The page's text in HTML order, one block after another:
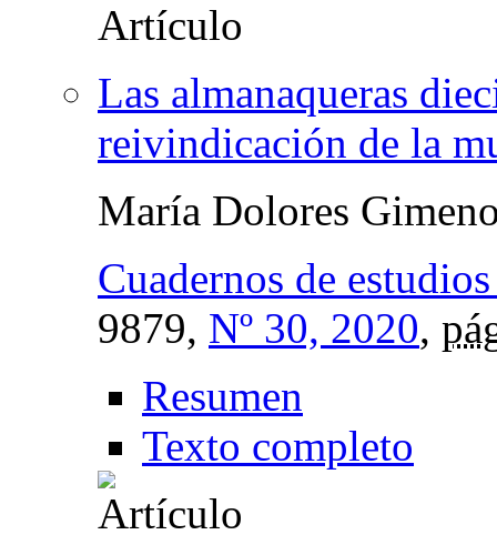
Las almanaqueras
reivindicación de la
María Dolores
Cuadernos de
9879, Nº 30, 2020,
Resumen
Texto completo